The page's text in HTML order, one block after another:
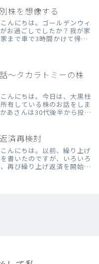
のが増えて...
株を想像する
んにちは。ゴールデンウィ
お過ごしでしたか？我が家
まで車で3時間かけて帰省
光景が！なん...
～タカラトミーの株
んにちは。今日は、大黒柱
有している株のお話をしま
あさんは30代後半から投資
るやっていました。現在保
は、日本株...
済再検討
んにちは。以前、繰り上げ
書いたのですが、いろいろ
再び繰り上げ返済を開始す